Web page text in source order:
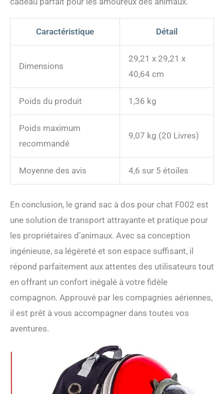
Caractéristique Détail
Dimensions
29,21 x 29,21 x
40,64 cm
Poids du produit 1,36 kg
Poids maximum
recommandé
9,07 kg (20 Livres)
Moyenne des avis 4,6 sur 5 étoiles
En conclusion, le grand sac à dos pour chat F002 est
une solution de transport attrayante et pratique pour
les propriétaires d’animaux. Avec sa conception
ingénieuse, sa légèreté et son espace suffisant, il
répond parfaitement aux attentes des utilisateurs tout
en offrant un confort inégalé à votre fidèle
compagnon. Approuvé par les compagnies aériennes,
il est prêt à vous accompagner dans toutes vos
aventures.